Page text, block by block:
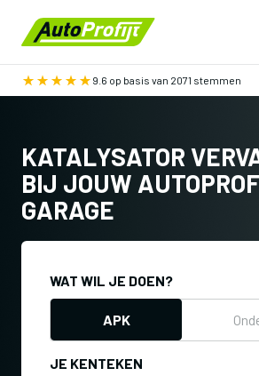
9.6 op basis van 2071 stemmen
KATALYSATOR
BIJ JOUW
GARAGE
WAT WIL JE DOEN?
APK
JE KENTEKEN